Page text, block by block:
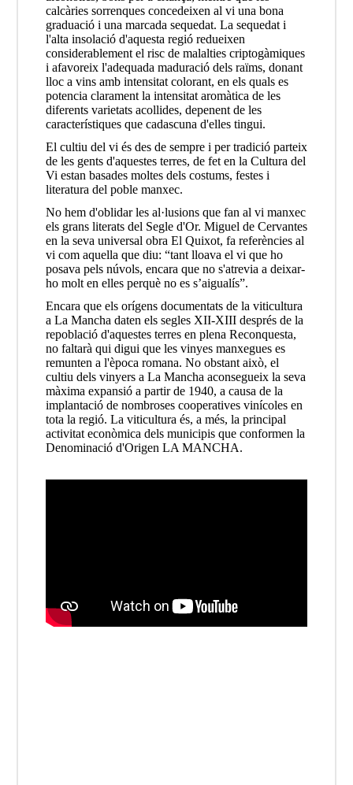
calcàries sorrenques concedeixen al vi una bona
graduació i una marcada sequedat. La sequedat i
l'alta insolació d'aquesta regió redueixen
considerablement el risc de malalties criptogàmiques
i afavoreix l'adequada maduració dels raïms, donant
lloc a vins amb intensitat colorant, en els quals es
potencia clarament la intensitat aromàtica de les
diferents varietats acollides, depenent de les
característiques que cadascuna d'elles tingui.
El cultiu del vi és des de sempre i per tradició parteix
de les gents d'aquestes terres, de fet en la Cultura del
Vi estan basades moltes dels costums, festes i
literatura del poble manxec.
No hem d'oblidar les al·lusions que fan al vi manxec
els grans literats del Segle d'Or. Miguel de Cervantes
en la seva universal obra El Quixot, fa referències al
vi com aquella que diu: “tant lloava el vi que ho
posava pels núvols, encara que no s'atrevia a deixar-
ho molt en elles perquè no es s’aigualís”.
Encara que els orígens documentats de la viticultura
a La Mancha daten els segles XII-XIII després de la
repoblació d'aquestes terres en plena Reconquesta,
no faltarà qui digui que les vinyes manxegues es
remunten a l'època romana. No obstant això, el
cultiu dels vinyers a La Mancha aconsegueix la seva
màxima expansió a partir de 1940, a causa de la
implantació de nombroses cooperatives vinícoles en
tota la regió. La viticultura és, a més, la principal
activitat econòmica dels municipis que conformen la
Denominació d'Origen LA MANCHA.